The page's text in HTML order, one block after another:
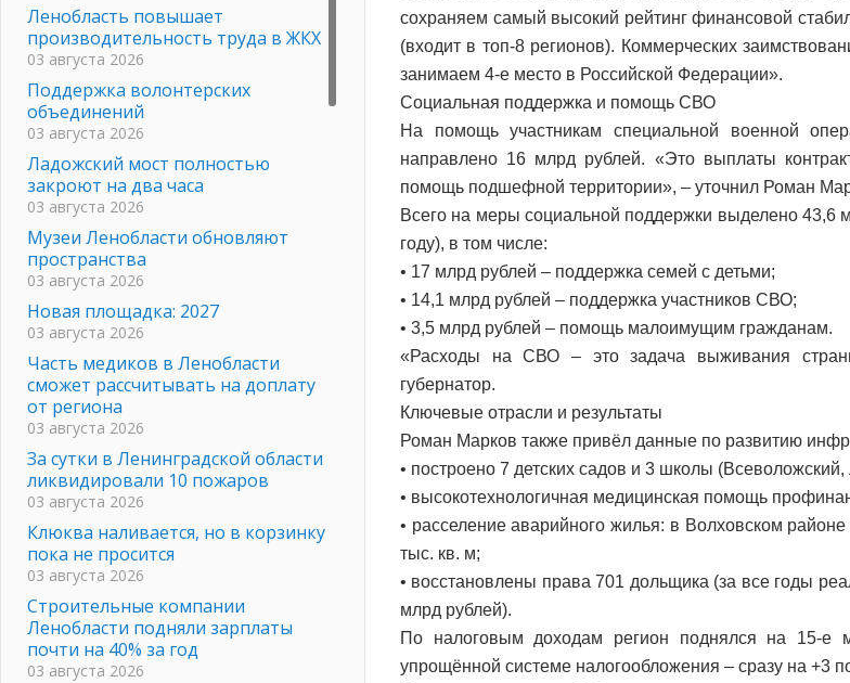
сохраняем самый высокий рейтинг финансовой
(входит в топ-8 регионов). Коммерческих
занимаем 4-е место в Российской Федерации».
Социальная поддержка и помощь СВО
На помощь участникам специальной военной
направлено 16 млрд рублей. «Это выплаты
помощь подшефной территории», – уточнил Роман
Всего на меры социальной поддержки выделено 43,6
году), в том числе:
• 17 млрд рублей – поддержка семей с детьми;
• 14,1 млрд рублей – поддержка участников СВО;
• 3,5 млрд рублей – помощь малоимущим гражданам.
«Расходы на СВО – это задача выживания
губернатор.
Ключевые отрасли и результаты
Роман Марков также привёл данные по развитию
• построено 7 детских садов и 3 школы
• высокотехнологичная медицинская помощь
• расселение аварийного жилья: в Волховском
тыс. кв. м;
• восстановлены права 701 дольщика (за все годы
млрд рублей).
По налоговым доходам регион поднялся на 15-е
упрощённой системе налогообложения – сразу на +3
Ленобласть повышает
производительность труда в ЖКХ
03 августа 2026
Поддержка волонтерских
объединений
03 августа 2026
Ладожский мост полностью
закроют на два часа
03 августа 2026
Музеи Ленобласти обновляют
пространства
03 августа 2026
Новая площадка: 2027
03 августа 2026
Часть медиков в Ленобласти
сможет рассчитывать на доплату
от региона
03 августа 2026
За сутки в Ленинградской области
ликвидировали 10 пожаров
03 августа 2026
Клюква наливается, но в корзинку
пока не просится
03 августа 2026
Строительные компании
Ленобласти подняли зарплаты
почти на 40% за год
03 августа 2026